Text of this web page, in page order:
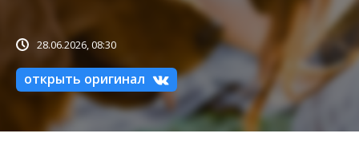
28.06.2026, 08:30
открыть оригинал